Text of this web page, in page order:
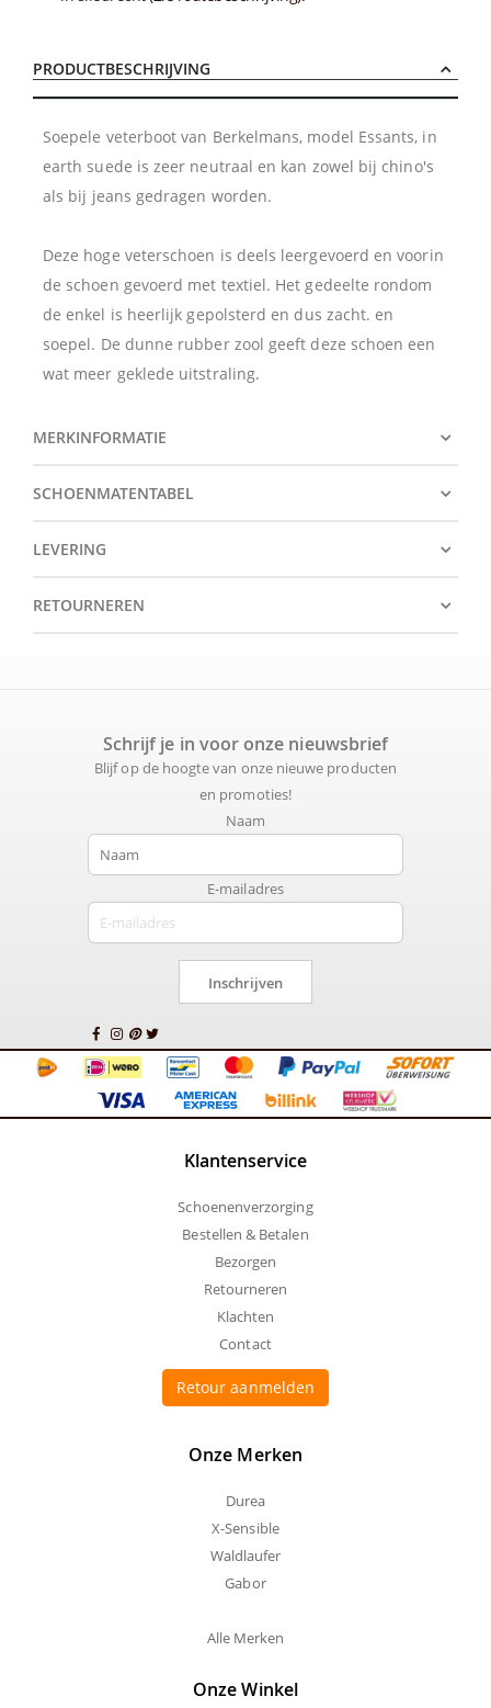
PRODUCTBESCHRIJVING
Soepele veterboot van Berkelmans, model Essants, in
earth suede is zeer neutraal en kan zowel bij chino's
als bij jeans gedragen worden.
Deze hoge veterschoen is deels leergevoerd en voorin
de schoen gevoerd met textiel. Het gedeelte rondom
de enkel is heerlijk gepolsterd en dus zacht. en
soepel. De dunne rubber zool geeft deze schoen een
wat meer geklede uitstraling.
MERKINFORMATIE
SCHOENMATENTABEL
LEVERING
RETOURNEREN
Schrijf je in voor onze nieuwsbrief
Blijf op de hoogte van onze nieuwe producten
en promoties!
Naam
E-mailadres
Inschrijven
Klantenservice
Schoenenverzorging
Bestellen & Betalen
Bezorgen
Retourneren
Klachten
Contact
Retour aanmelden
Onze Merken
Durea
X-Sensible
Waldlaufer
Gabor
Alle Merken
Onze Winkel